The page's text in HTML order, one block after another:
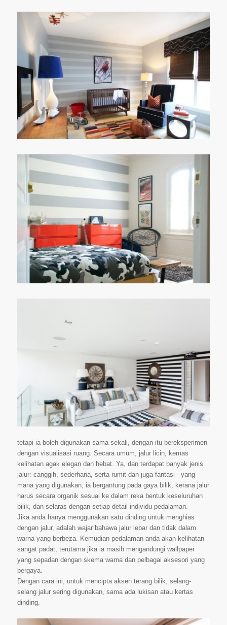
tetapi ia boleh digunakan sama sekali, dengan itu bereksperimen
dengan visualisasi ruang. Secara umum, jalur licin, kemas
kelihatan agak elegan dan hebat. Ya, dan terdapat banyak jenis
jalur: canggih, sederhana, serta rumit dan juga fantasi - yang
mana yang digunakan, ia bergantung pada gaya bilik, kerana jalur
harus secara organik sesuai ke dalam reka bentuk keseluruhan
bilik, dan selaras dengan setiap detail individu pedalaman.
Jika anda hanya menggunakan satu dinding untuk menghias
dengan jalur, adalah wajar bahawa jalur lebar dan tidak dalam
warna yang berbeza. Kemudian pedalaman anda akan kelihatan
sangat padat, terutama jika ia masih mengandungi wallpaper
yang sepadan dengan skema warna dan pelbagai aksesori yang
bergaya.
Dengan cara ini, untuk mencipta aksen terang bilik, selang-
selang jalur sering digunakan, sama ada lukisan atau kertas
dinding.